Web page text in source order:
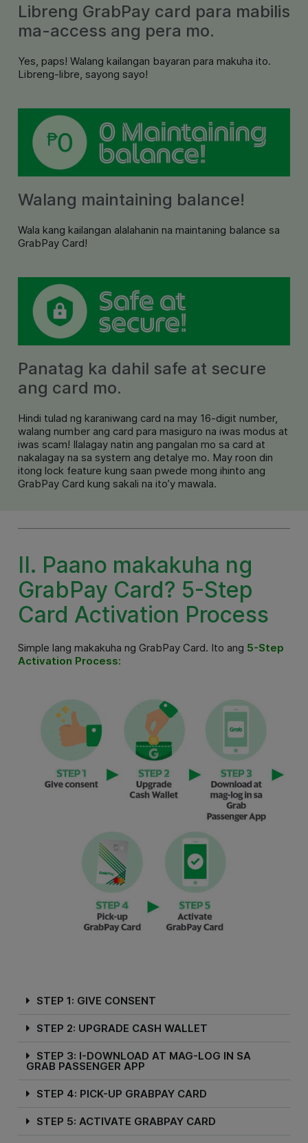
Libreng GrabPay card para mabilis
ma-access ang pera mo.
Yes, paps! Walang kailangan bayaran para makuha ito.
Libreng-libre, sayong sayo!
Walang maintaining balance!
Wala kang kailangan alalahanin na maintaning balance sa
GrabPay Card!
Panatag ka dahil safe at secure
ang card mo.
Hindi tulad ng karaniwang card na may 16-digit number,
walang number ang card para masiguro na iwas modus at
iwas scam! Ilalagay natin ang pangalan mo sa card at
nakalagay na sa system ang detalye mo. May roon din
itong lock feature kung saan pwede mong ihinto ang
GrabPay Card kung sakali na ito’y mawala.
II. Paano makakuha ng
GrabPay Card? 5-Step
Card Activation Process
Simple lang makakuha ng GrabPay Card. Ito ang 5-Step
Activation Process:
STEP 1: GIVE CONSENT
STEP 2: UPGRADE CASH WALLET
STEP 3: I-DOWNLOAD AT MAG-LOG IN SA
GRAB PASSENGER APP
STEP 4: PICK-UP GRABPAY CARD
STEP 5: ACTIVATE GRABPAY CARD